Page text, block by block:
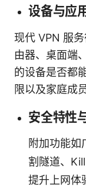
设备与应
现代 VPN 服
由器、桌面端
的设备是否都
限以及家庭成
安全特性
附加功能如
割隧道、
提升上网体